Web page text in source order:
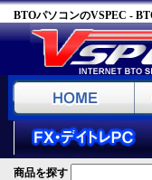
BTOパソコンのVSPEC -
商品を探す